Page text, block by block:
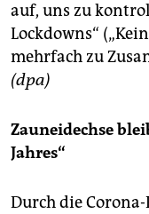
auf, uns zu
Lockdowns“
mehrfach zu
(dpa)
Zauneidechse
Jahres“
Durch die